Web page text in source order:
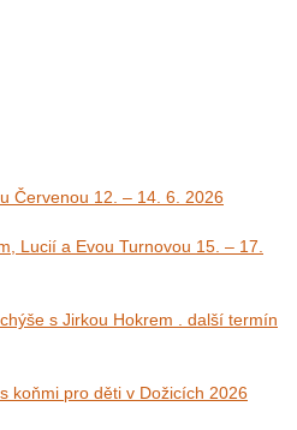
Červenou 12. – 14. 6. 2026
a Evou Turnovou 15. – 17.
s Jirkou Hokrem . další termín
koňmi pro děti v Dožicích 2026